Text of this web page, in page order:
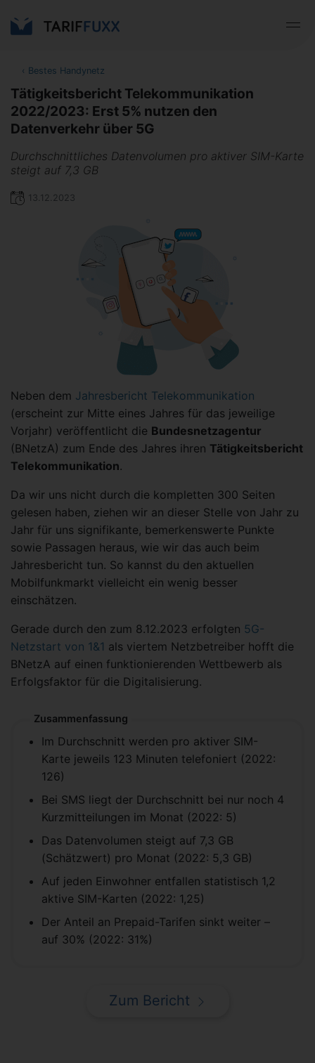
‹ Bestes Handynetz
Tätigkeitsbericht Telekommunikation
2022/2023: Erst 5% nutzen den
Datenverkehr über 5G
Durchschnittliches Datenvolumen pro aktiver SIM-Karte
steigt auf 7,3 GB
13.12.2023
Neben dem Jahresbericht Telekommunikation
(erscheint zur Mitte eines Jahres für das jeweilige
Vorjahr) veröffentlicht die Bundesnetzagentur
(BNetzA) zum Ende des Jahres ihren Tätigkeitsbericht
Telekommunikation.
Da wir uns nicht durch die kompletten 300 Seiten
gelesen haben, ziehen wir an dieser Stelle von Jahr zu
Jahr für uns signifikante, bemerkenswerte Punkte
sowie Passagen heraus, wie wir das auch beim
Jahresbericht tun. So kannst du den aktuellen
Mobilfunkmarkt vielleicht ein wenig besser
einschätzen.
Gerade durch den zum 8.12.2023 erfolgten 5G-
Netzstart von 1&1 als viertem Netzbetreiber hofft die
BNetzA auf einen funktionierenden Wettbewerb als
Erfolgsfaktor für die Digitalisierung.
Zusammenfassung
Im Durchschnitt werden pro aktiver SIM-
Karte jeweils 123 Minuten telefoniert (2022:
126)
Bei SMS liegt der Durchschnitt bei nur noch 4
Kurzmitteilungen im Monat (2022: 5)
Das Datenvolumen steigt auf 7,3 GB
(Schätzwert) pro Monat (2022: 5,3 GB)
Auf jeden Einwohner entfallen statistisch 1,2
aktive SIM-Karten (2022: 1,25)
Der Anteil an Prepaid-Tarifen sinkt weiter –
auf 30% (2022: 31%)
Zum Bericht